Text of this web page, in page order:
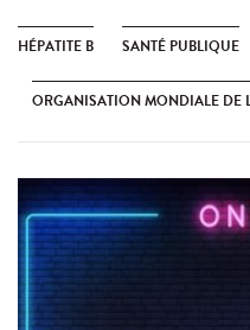
HÉPATITE B SANTÉ PUBLIQUE
ORGANISATION MONDIALE DE